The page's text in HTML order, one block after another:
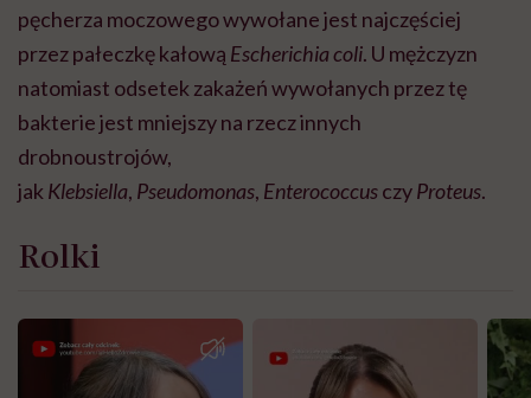
pęcherza moczowego wywołane jest najczęściej
przez pałeczkę kałową Escherichia coli. U mężczyzn
natomiast odsetek zakażeń wywołanych przez tę
bakterie jest mniejszy na rzecz innych
drobnoustrojów,
jak Klebsiella, Pseudomonas, EnterococcusczyProteus.
Rolki